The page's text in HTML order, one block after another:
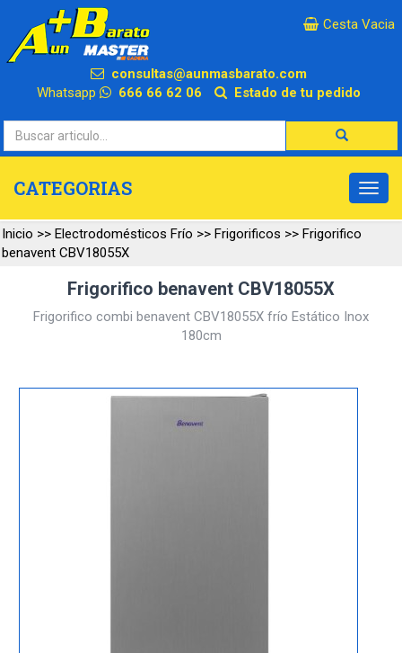
×
Cesta Vacia
consultas@aunmasbarato.com
Whatsapp
666 66 62 06 Estado de tu pedido
CATEGORIAS
Inicio >> Electrodomésticos Frío >> Frigorificos >> Frigorifico
benavent CBV18055X
Frigorifico benavent CBV18055X
Frigorifico combi benavent CBV18055X frío Estático Inox
180cm